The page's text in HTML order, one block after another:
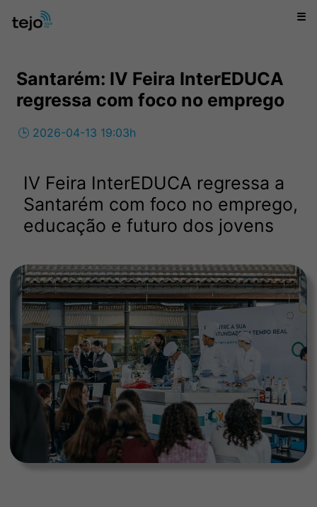
☰
Santarém: IV Feira InterEDUCA
regressa com foco no emprego
🕒 2026-04-13 19:03h
IV Feira InterEDUCA regressa a
Santarém com foco no emprego,
educação e futuro dos jovens